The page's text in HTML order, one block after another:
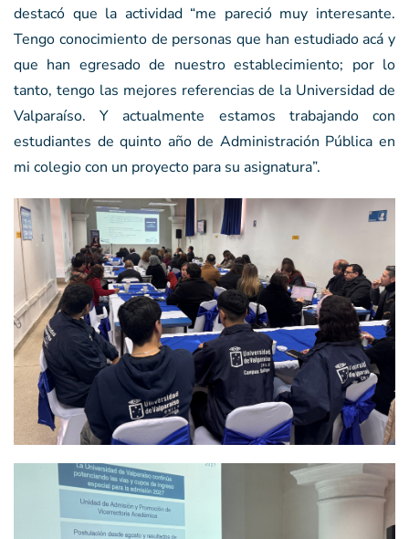
destacó que la actividad “me pareció muy interesante.
Tengo conocimiento de personas que han estudiado acá y
que han egresado de nuestro establecimiento; por lo
tanto, tengo las mejores referencias de la Universidad de
Valparaíso. Y actualmente estamos trabajando con
estudiantes de quinto año de Administración Pública en
mi colegio con un proyecto para su asignatura”.